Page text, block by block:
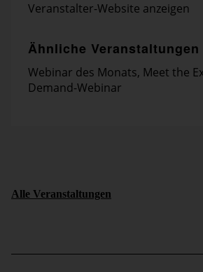
Veranstalter-Website anzeigen
Ähnliche Veranstaltungen
Webinar des Monats, Meet the
Demand-Webinar
Alle Veranstaltungen